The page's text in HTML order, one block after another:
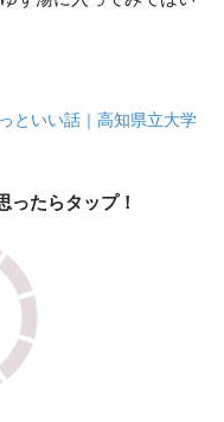
といい話｜高知県立大学
ったらタップ！